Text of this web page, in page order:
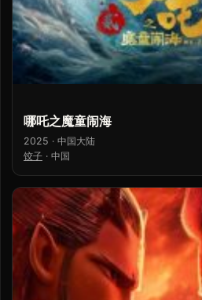
哪吒之魔童闹海
2025 · 中国大陆
饺子 · 中国